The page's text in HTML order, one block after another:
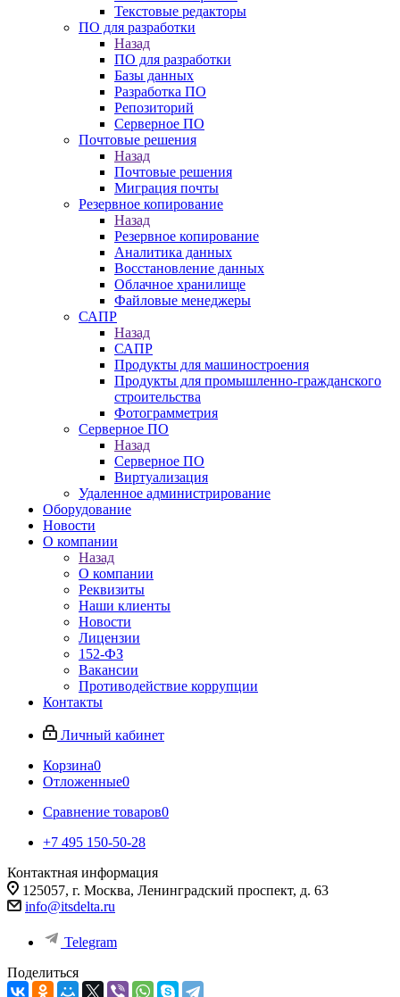
Текстовые редакторы
ПО для разработки
Назад
ПО для разработки
Базы данных
Разработка ПО
Репозиторий
Серверное ПО
Почтовые решения
Назад
Почтовые решения
Миграция почты
Резервное копирование
Назад
Резервное копирование
Аналитика данных
Восстановление данных
Облачное хранилище
Файловые менеджеры
САПР
Назад
САПР
Продукты для машиностроения
Продукты для промышленно-гражданского
строительства
Фотограмметрия
Серверное ПО
Назад
Серверное ПО
Виртуализация
Удаленное администрирование
Оборудование
Новости
О компании
Назад
О компании
Реквизиты
Наши клиенты
Новости
Лицензии
152-ФЗ
Вакансии
Противодействие коррупции
Контакты
Личный кабинет
Корзина0
Отложенные0
Сравнение товаров0
+7 495 150-50-28
Контактная информация
125057, г. Москва, Ленинградский проспект, д. 63
info@itsdelta.ru
Telegram
Поделиться